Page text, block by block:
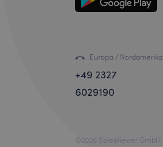
Europa / Nordamerika
+49 2327
6029190
©2026 SalesViewer GmbH